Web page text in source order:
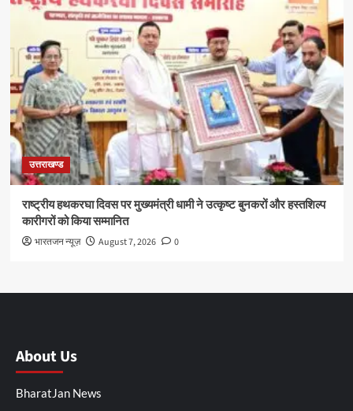
उत्तराखण्ड
राष्ट्रीय हथकरघा दिवस पर मुख्यमंत्री धामी ने उत्कृष्ट बुनकरों और हस्तशिल्प
कारीगरों को किया सम्मानित
भारतजन न्यूज़ August 7, 2026 0
About Us
BharatJan News